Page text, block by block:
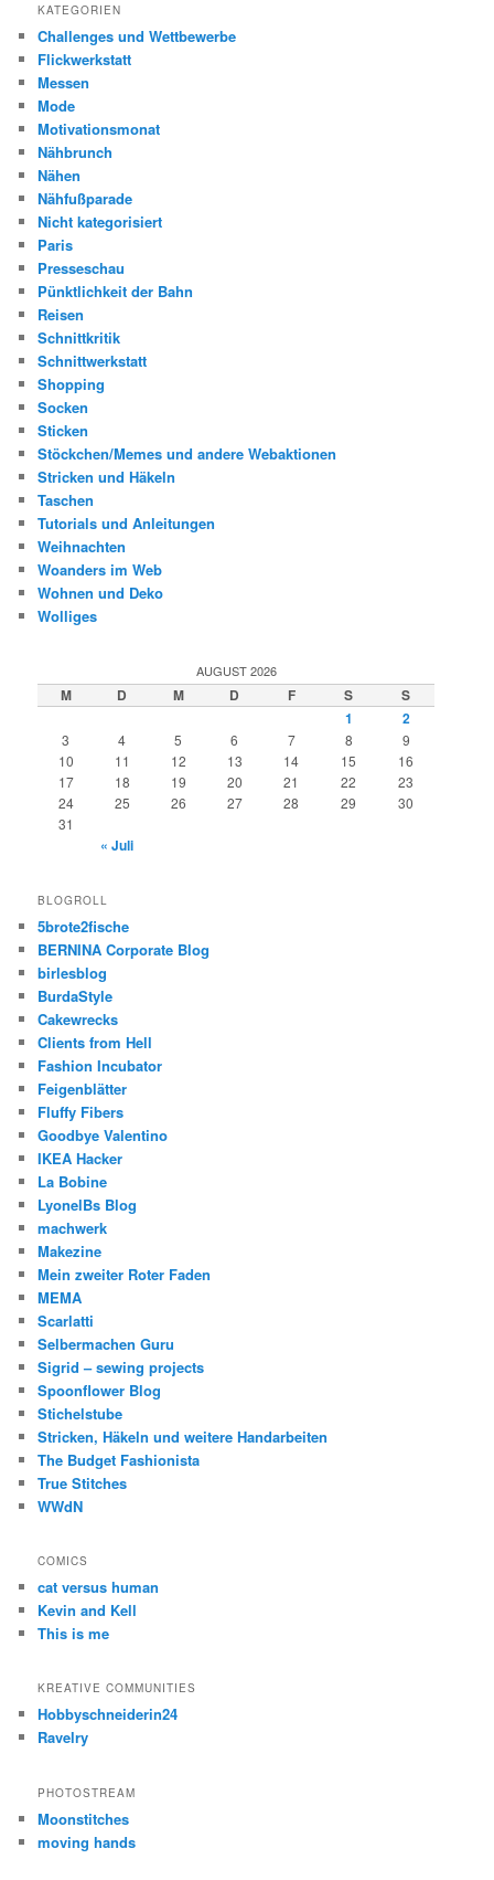
KATEGORIEN
Challenges und Wettbewerbe
Flickwerkstatt
Messen
Mode
Motivationsmonat
Nähbrunch
Nähen
Nähfußparade
Nicht kategorisiert
Paris
Presseschau
Pünktlichkeit der Bahn
Reisen
Schnittkritik
Schnittwerkstatt
Shopping
Socken
Sticken
Stöckchen/Memes und andere Webaktionen
Stricken und Häkeln
Taschen
Tutorials und Anleitungen
Weihnachten
Woanders im Web
Wohnen und Deko
Wolliges
AUGUST 2026
M D M D F S
S
1
2
3 4 5 6 7 8
9
10
11 12 13 14 15
16
17
18 19 20 21 22
23
24
25 26 27 28 29
30
31
« Juli
BLOGROLL
5brote2fische
BERNINA Corporate Blog
birlesblog
BurdaStyle
Cakewrecks
Clients from Hell
Fashion Incubator
Feigenblätter
Fluffy Fibers
Goodbye Valentino
IKEA Hacker
La Bobine
LyonelBs Blog
machwerk
Makezine
Mein zweiter Roter Faden
MEMA
Scarlatti
Selbermachen Guru
Sigrid – sewing projects
Spoonflower Blog
Stichelstube
Stricken, Häkeln und weitere Handarbeiten
The Budget Fashionista
True Stitches
WWdN
COMICS
cat versus human
Kevin and Kell
This is me
KREATIVE COMMUNITIES
Hobbyschneiderin24
Ravelry
PHOTOSTREAM
Moonstitches
moving hands